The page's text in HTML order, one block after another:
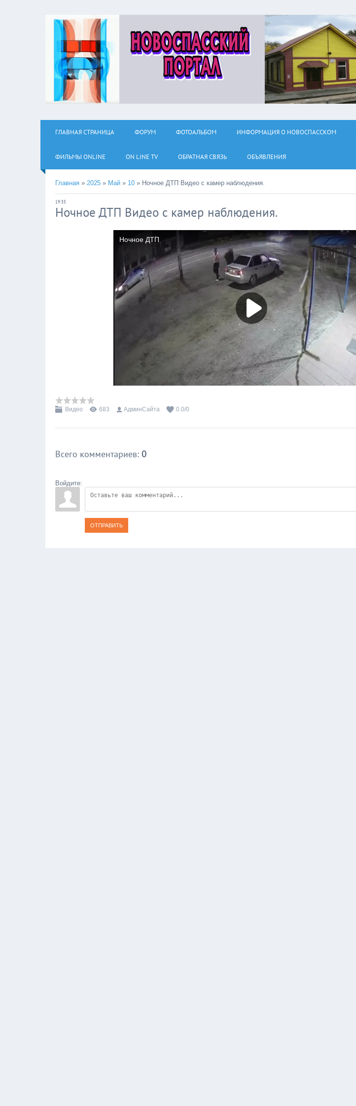
ГЛАВНАЯ СТРАНИЦА ФОРУМ ФОТОАЛЬБОМ ИНФОРМАЦИЯ О НОВОСПАССКОМ
ФИЛЬМЫ ОNLINE ON LINE TV ОБРАТНАЯ СВЯЗЬ ОБЪЯВЛЕНИЯ
Главная » 2025 » Май » 10 » Ночное ДТП Видео с камер наблюдения.
19:35
Ночное ДТП Видео с камер наблюдения.
Видео 683 АдминСайта 0.0/0
Всего комментариев: 0
Войдите:
ОТПРАВИТЬ